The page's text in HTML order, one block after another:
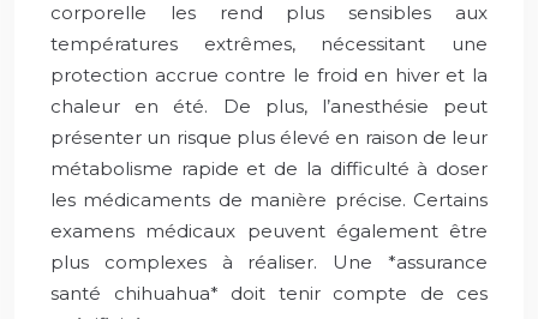
corporelle les rend plus sensibles aux
températures extrêmes, nécessitant une
protection accrue contre le froid en hiver et la
chaleur en été. De plus, l’anesthésie peut
présenter un risque plus élevé en raison de leur
métabolisme rapide et de la difficulté à doser
les médicaments de manière précise. Certains
examens médicaux peuvent également être
plus complexes à réaliser. Une *assurance
santé chihuahua* doit tenir compte de ces